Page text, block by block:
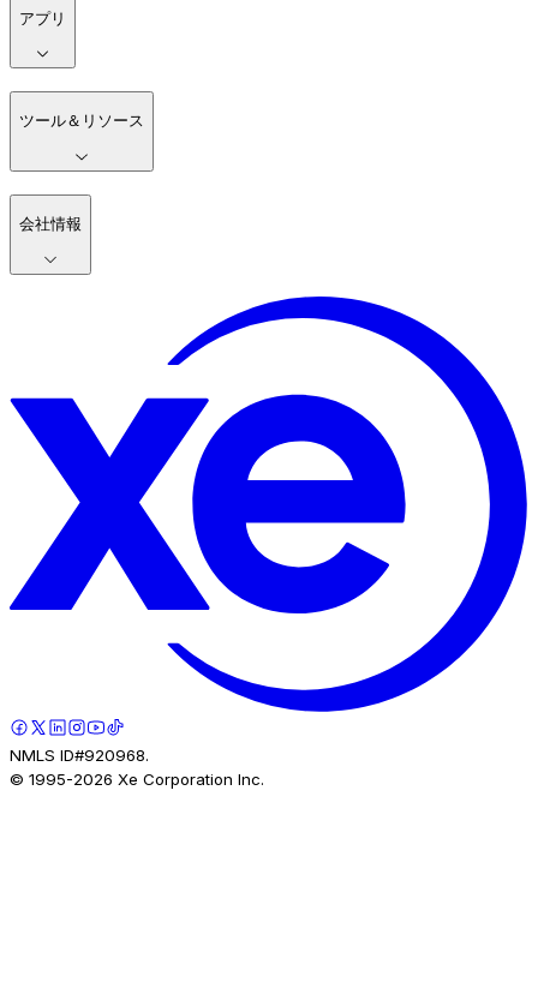
アプリ
ツール＆リソース
会社情報
NMLS ID#920968.
© 1995-2026 Xe Corporation Inc.